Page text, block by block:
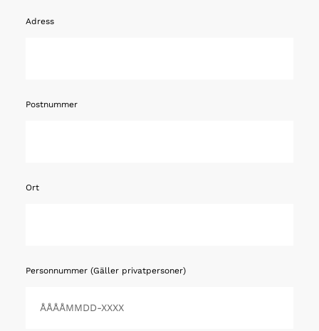
Adress
Postnummer
Ort
Personnummer (Gäller privatpersoner)